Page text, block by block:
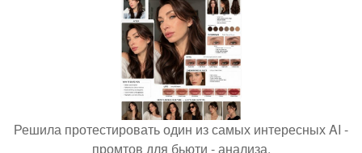
Решила протестировать один из самых интересных AI -
промтов для бьюти - анализа.